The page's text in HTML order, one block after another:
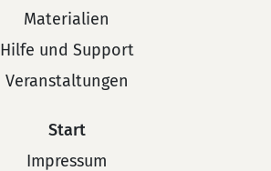
Materialien
Hilfe und Support
Veranstaltungen
Start
Impressum